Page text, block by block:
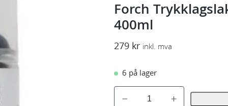
Forch
400ml
279 kr inkl. mva
6 på lager